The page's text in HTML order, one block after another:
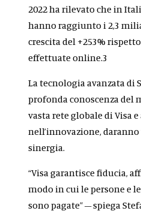
2022 ha rilevato che in
hanno raggiunto i 2,3
crescita del +253% rispetto
effettuate online.3
La tecnologia avanzata di
profonda conoscenza del
vasta rete globale di Visa
nell’innovazione,
sinergia.
“Visa garantisce fiducia,
modo in cui le persone e
sono pagate” – spiega